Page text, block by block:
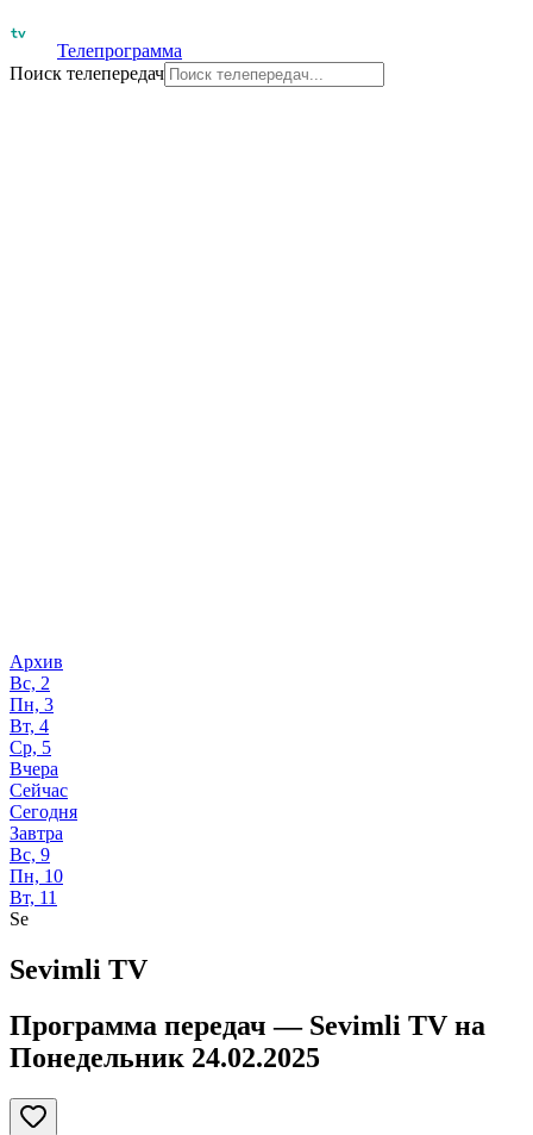
Телепрограмма
Поиск телепередач
Архив
Вс, 2
Пн, 3
Вт, 4
Ср, 5
Вчера
Сейчас
Сегодня
Завтра
Вс, 9
Пн, 10
Вт, 11
Se
Sevimli TV
Программа передач — Sevimli TV на
Понедельник 24.02.2025